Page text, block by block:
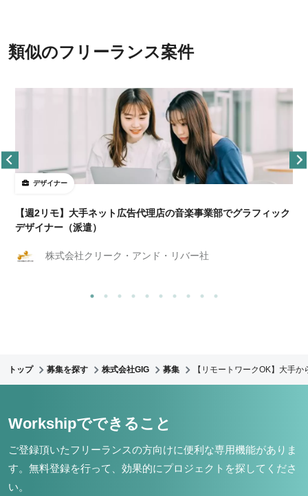
類似のフリーランス案件
デザイナー
【週2リモ】大手ネット広告代理店の音楽事業部でグラフィック
デザイナー（派遣）
株式会社クリーク・アンド・リバー社
トップ 募集を探す 株式会社GIG 募集 【リモートワークOK】大手
Workshipでできること
ご登録頂いたフリーランスの方向けに便利な専用機能がありま
す。 無料登録を行って、効果的にプロジェクトを探してくださ
い。